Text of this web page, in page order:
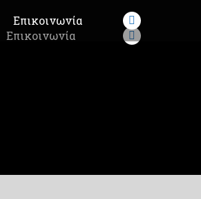
Επικοινωνία
Facebook
Επικοινωνία
Facebook
page